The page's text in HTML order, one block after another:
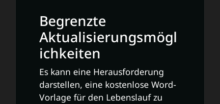
Begrenzte
Aktualisierungsmögl
ichkeiten
Es kann eine Herausforderung
darstellen, eine kostenlose Word-
Vorlage für den Lebenslauf zu